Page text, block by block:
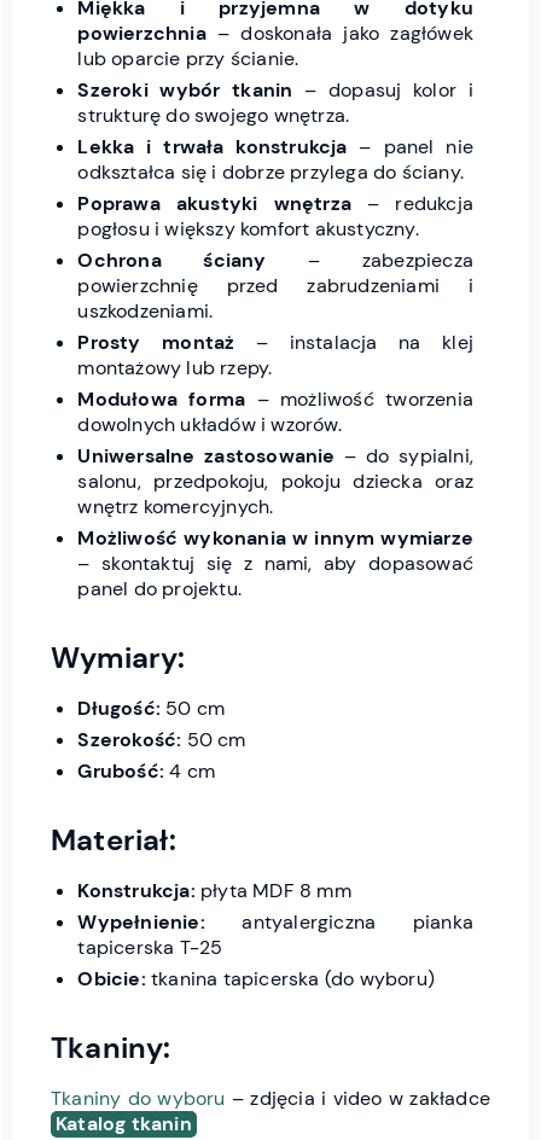
Miękka i przyjemna w dotyku
powierzchnia– doskonała jako zagłówek
lub oparcie przy ścianie.
Szeroki wybór tkanin – dopasuj kolor i
strukturę do swojego wnętrza.
Lekka i trwała konstrukcja – panel nie
odkształca się i dobrze przylega do ściany.
Poprawa akustyki wnętrza– redukcja
pogłosu i większy komfort akustyczny.
Ochrona ściany – zabezpiecza
powierzchnię przed zabrudzeniami i
uszkodzeniami.
Prosty montaż – instalacja na klej
montażowy lub rzepy.
Modułowa forma – możliwość tworzenia
dowolnych układów i wzorów.
Uniwersalne zastosowanie – do sypialni,
salonu, przedpokoju, pokoju dziecka oraz
wnętrz komercyjnych.
Możliwość wykonania w innym wymiarze
– skontaktuj się z nami, aby dopasować
panel do projektu.
Wymiary:
Długość: 50 cm
Szerokość: 50 cm
Grubość: 4 cm
Materiał:
Konstrukcja: płyta MDF 8 mm
Wypełnienie: antyalergiczna pianka
tapicerska T-25
Obicie: tkanina tapicerska (do wyboru)
Tkaniny:
Tkaniny do wyboru – zdjęcia i video w zakładce
Katalog tkanin